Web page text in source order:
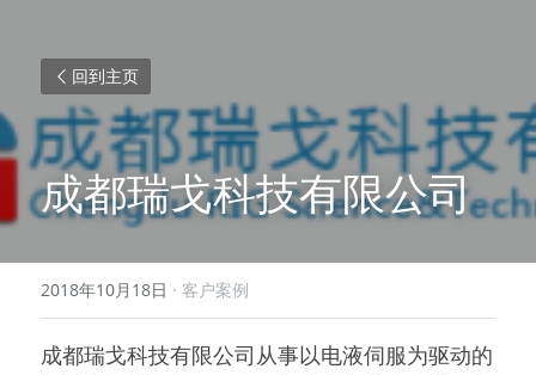
回到主页
成都瑞戈科技有限公司
2018年10月18日 · 客户案例
成都瑞戈科技有限公司从事以电液伺服为驱动的